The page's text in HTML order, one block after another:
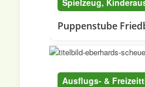
Puppenstube
Ausflugs- &